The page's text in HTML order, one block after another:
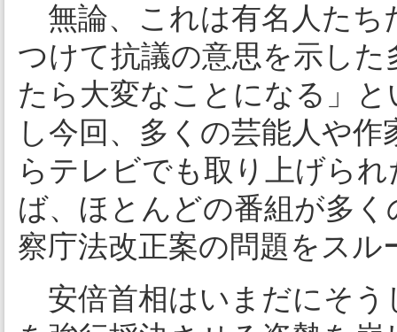
無論、これは有名人たち
つけて抗議の意思を示し
たら大変なことになる」
し今回、多くの芸能人や
らテレビでも取り上げら
ば、ほとんどの番組が多
察庁法改正案の問題をス
安倍首相はいまだにそう